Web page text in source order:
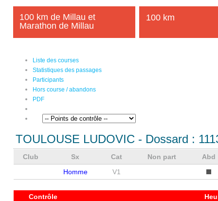
100 km de Millau et
Marathon de Millau
100 km
Liste des courses
Statistiques des passages
Participants
Hors course / abandons
PDF
TOULOUSE LUDOVIC - Dossard :
Club Sx Cat Non part
Abd
Homme
V1
Contrôle